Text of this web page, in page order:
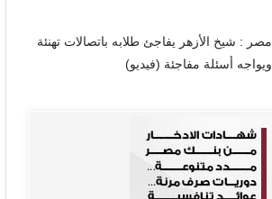
مصر : شيخ الأزهر يفاجئ طلابه باتصالات تهنئة
ويواجه أسئلة مفاجئة (فيديو)